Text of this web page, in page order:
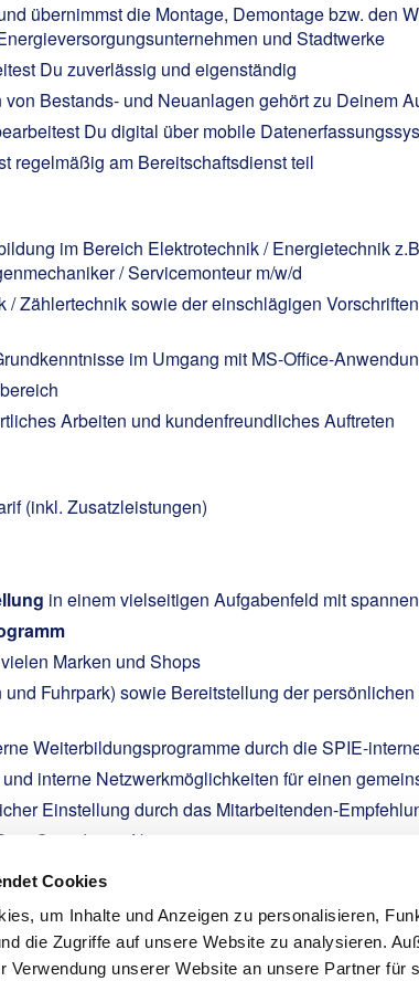
Cookies
um Inhalte und Anzeigen zu personalisieren,
die Zugriffe auf unsere Website zu analysieren.
Verwendung unserer Website an unsere Partner für
übernimmst die Montage, Demontage bzw. den
und Stadtwerke
Du zuverlässig und eigenständig
Bestands- und Neuanlagen gehört zu Deinem
Du digital über mobile
regelmäßig am Bereitschaftsdienst teil
im Bereich Elektrotechnik / Energietechnik
/ Servicemonteur m/w/d
/ Zählertechnik sowie der einschlägigen
im Umgang mit MS-Office-
Arbeiten und kundenfreundliches Auftreten
(inkl. Zusatzleistungen)
in einem vielseitigen Aufgabenfeld mit
Marken und Shops
und Fuhrpark) sowie Bereitstellung der
Weiterbildungsprogramme durch die SPIE-
und interne Netzwerkmöglichkeiten für einen
Einstellung durch das Mitarbeitenden-
Cent deiner Nettovergütung